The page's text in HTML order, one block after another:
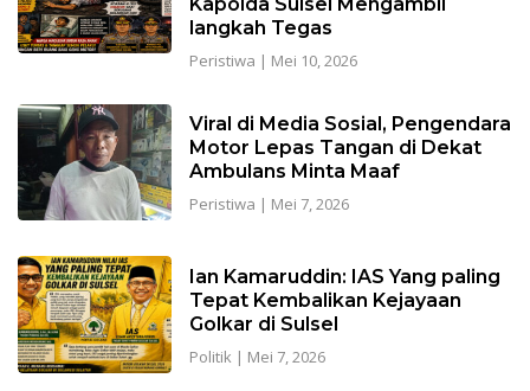
langkah Tegas
Peristiwa | Mei 10, 2026
Viral di Media Sosial, Pengendara
Motor Lepas Tangan di Dekat
Ambulans Minta Maaf
Peristiwa | Mei 7, 2026
Ian Kamaruddin: IAS Yang paling
Tepat Kembalikan Kejayaan
Golkar di Sulsel
Politik | Mei 7, 2026